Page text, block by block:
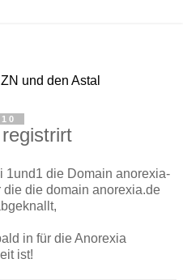
und den Astal
1und1 die Domain anorexia-
die domain anorexia.de
in für die Anorexia
ist!